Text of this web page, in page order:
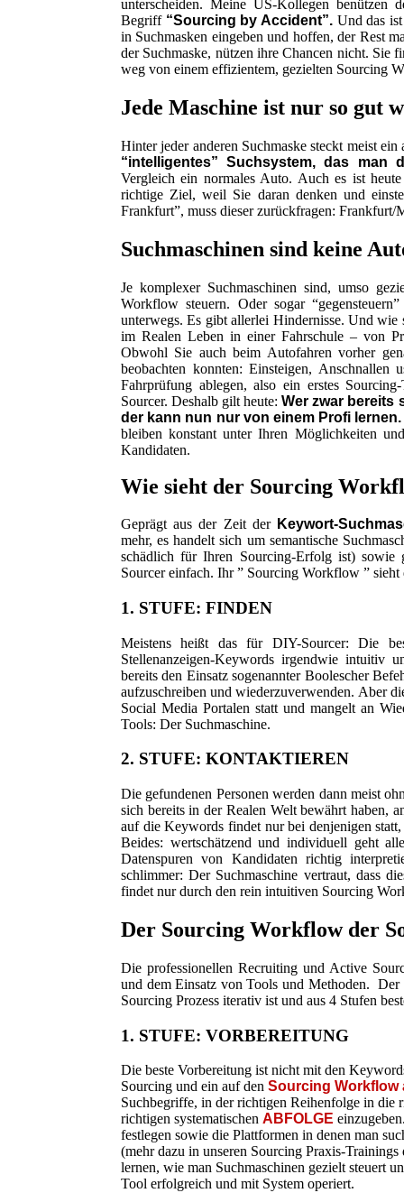
unterscheiden. Meine US-Kollegen
Begriff “Sourcing by Accident”. Und das
in Suchmasken eingeben und hoffen, der Rest
der Suchmaske, nützen ihre Chancen nicht.
weg von einem effizientem, gezielten Sourcing
Jede Maschine ist nur so gut
Hinter jeder anderen Suchmaske steckt meist
“intelligentes” Suchsystem, das man
Vergleich ein normales Auto. Auch es ist
richtige Ziel, weil Sie daran denken und
Frankfurt”, muss dieser zurückfragen: Frankfurt/
Suchmaschinen sind keine
Je komplexer Suchmaschinen sind, umso
Workflow steuern. Oder sogar
unterwegs. Es gibt allerlei Hindernisse. Und
im Realen Leben in einer Fahrschule – von
Obwohl Sie auch beim Autofahren vorher
beobachten konnten: Einsteigen,
Fahrprüfung ablegen, also ein erstes
Sourcer. Deshalb gilt heute:Wer zwar bereits
der kann nun nur von einem Profi lernen.
bleiben konstant unter Ihren Möglichkeiten
Kandidaten.
Wie sieht der Sourcing
Geprägt aus der Zeit der Keywort-
mehr, es handelt sich um semantische
schädlich für Ihren Sourcing-Erfolg ist) sowie
Sourcer einfach. Ihr ” Sourcing Workflow ” sieht
1. STUFE: FINDEN
Meistens heißt das für DIY-Sourcer: Die
Stellenanzeigen-Keywords irgendwie intuitiv
bereits den Einsatz sogenannter Boolescher
aufzuschreiben und wiederzuverwenden. Aber
Social Media Portalen statt und mangelt an
Tools: Der Suchmaschine.
2. STUFE: KONTAKTIEREN
Die gefundenen Personen werden dann meist
sich bereits in der Realen Welt bewährt haben,
auf die Keywords findet nur bei denjenigen
Beides: wertschätzend und individuell geht
Datenspuren von Kandidaten richtig
schlimmer: Der Suchmaschine vertraut, dass
findet nur durch den rein intuitiven Sourcing
Der Sourcing Workflow der
Die professionellen Recruiting und Active
und dem Einsatz von Tools und Methoden. Der
Sourcing Prozess iterativ ist und aus 4 Stufen
1. STUFE: VORBEREITUNG
Die beste Vorbereitung ist nicht mit den
Sourcing und ein auf den Sourcing Workflow
Suchbegriffe, in der richtigen Reihenfolge in die
richtigen systematischen ABFOLGE
festlegen sowie die Plattformen in denen man
(mehr dazu in unseren Sourcing Praxis-
lernen, wie man Suchmaschinen gezielt steuert
Tool erfolgreich und mit System operiert.